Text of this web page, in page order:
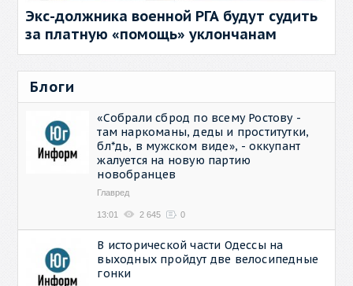
Экс-должника военной РГА будут судить
за платную «помощь» уклончанам
Блоги
«Собрали сброд по всему Ростову -
там наркоманы, деды и проститутки,
бл*дь, в мужском виде», - оккупант
жалуется на новую партию
новобранцев
Главред
13:01 2 645 0
В исторической части Одессы на
выходных пройдут две велосипедные
гонки